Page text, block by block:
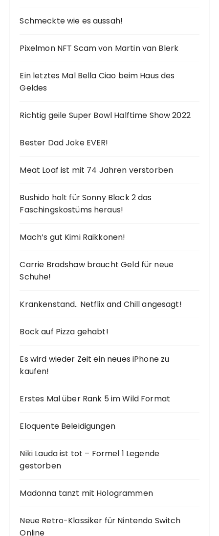
Schmeckte wie es aussah!
Pixelmon NFT Scam von Martin van Blerk
Ein letztes Mal Bella Ciao beim Haus des
Geldes
Richtig geile Super Bowl Halftime Show 2022
Bester Dad Joke EVER!
Meat Loaf ist mit 74 Jahren verstorben
Bushido holt für Sonny Black 2 das
Faschingskostüms heraus!
Mach’s gut Kimi Raikkonen!
Carrie Bradshaw braucht Geld für neue
Schuhe!
Krankenstand.. Netflix and Chill angesagt!
Bock auf Pizza gehabt!
Es wird wieder Zeit ein neues iPhone zu
kaufen!
Erstes Mal über Rank 5 im Wild Format
Eloquente Beleidigungen
Niki Lauda ist tot – Formel 1 Legende
gestorben
Madonna tanzt mit Hologrammen
Neue Retro-Klassiker für Nintendo Switch
Online